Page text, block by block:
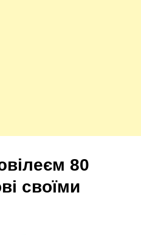
80
своїми